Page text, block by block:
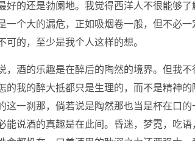
的还是勃阑地。我觉得西洋人不很能够了
个大的漏危，正如吸烟卷一般，但不必一
的，至少是我个人这样的想。
酒的乐趣是在醉后的陶然的境界。但我不
我的醉大抵都只是生理的，而不是精神的
一刹那，倘若说是陶然那也当是杯在口的
说酒的真趣是在此间。昏迷，梦霓，吃语